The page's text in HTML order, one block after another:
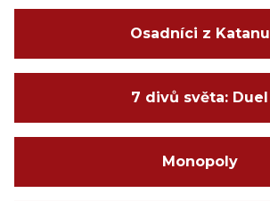
Osadníci z Katanu
7 divů světa: Duel
Monopoly